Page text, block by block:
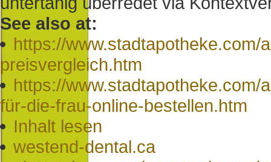
See also at:
https://
preisvergleich.htm
https://
für-die-frau-online-bestellen.htm
Inhalt lesen
westend-dental.ca